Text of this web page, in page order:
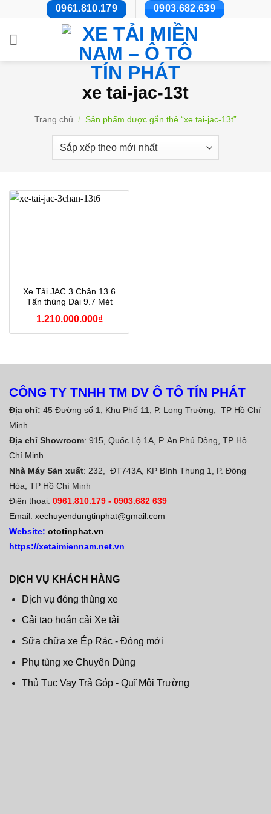
nội
0961.810.179 0903.682.639
xe tai-jac-13t
Trang chủ / Sản phẩm được gắn thẻ “xe tai-jac-13t”
Xe Tải JAC 3 Chân 13.6
Tấn thùng Dài 9.7 Mét
1.210.000.000₫
CÔNG TY TNHH TM DV Ô TÔ TÍN PHÁT
Địa chỉ: 45 Đường số 1, Khu Phố 11, P. Long Trường, TP Hồ Chí
Minh
Địa chỉ Showroom: 915, Quốc Lộ 1A, P. An Phú Đông, TP Hồ
Chí Minh
Nhà Máy Sản xuất: 232, ĐT743A, KP Bình Thung 1, P. Đông
Hòa, TP Hồ Chí Minh
Điện thoại: 0961.810.179 - 0903.682 639
Email: xechuyendungtinphat@gmail.com
Website: ototinphat.vn
https://xetaimiennam.net.vn
DỊCH VỤ KHÁCH HÀNG
Dịch vụ đóng thùng xe
Cải tạo hoán cải Xe tải
Sữa chữa xe Ép Rác - Đóng mới
Phụ tùng xe Chuyên Dùng
Thủ Tục Vay Trả Góp - Quĩ Môi Trường